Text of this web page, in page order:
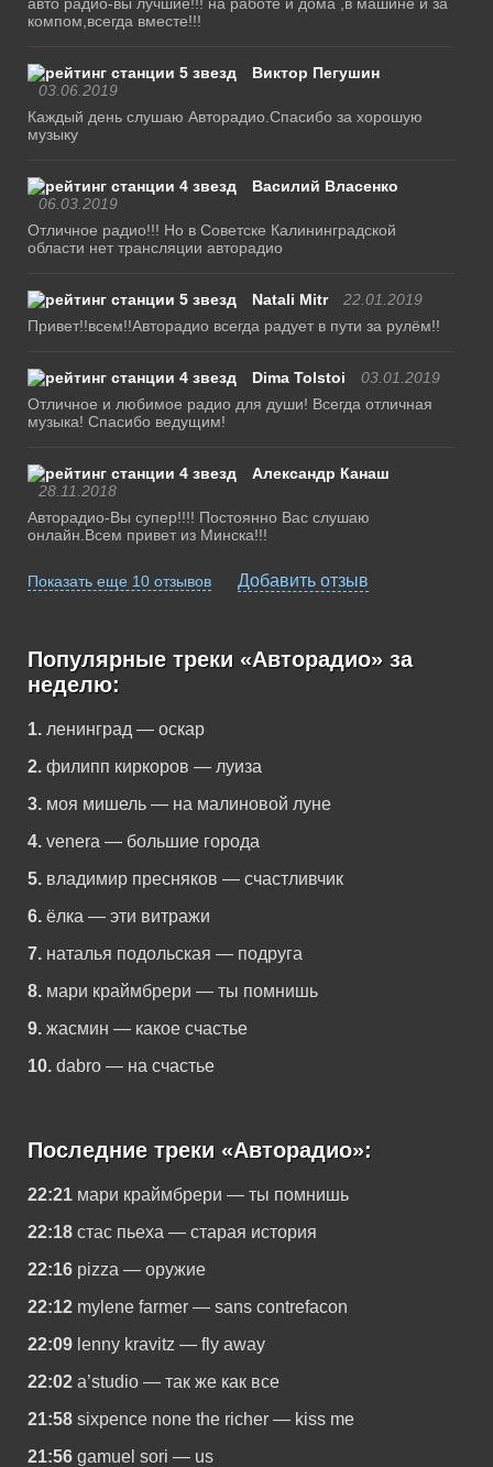
компом,всегда вместе!!!
Виктор Пегушин
03.06.2019
Каждый день слушаю Авторадио.Спасибо за хорошую
музыку
Василий Власенко
06.03.2019
Отличное радио!!! Но в Советске Калининградской
области нет трансляции авторадио
Natali Mitr
22.01.2019
Привет!!всем!!Авторадио всегда радует в пути за рулём!!
Dima Tolstoi
03.01.2019
Отличное и любимое радио для души! Всегда отличная
музыка! Спасибо ведущим!
Александр Канаш
28.11.2018
Авторадио-Вы супер!!!! Постоянно Вас слушаю
онлайн.Всем привет из Минска!!!
Показать еще 10 отзывов Добавить отзыв
Популярные треки «Авторадио» за
неделю:
1. ленинград — оскар
2. филипп киркоров — луиза
3. моя мишель — на малиновой луне
4. venera — большие города
5. владимир пресняков — счастливчик
6. ёлка — эти витражи
7. наталья подольская — подруга
8. мари краймбрери — ты помнишь
9. жасмин — какое счастье
10. dabro — на счастье
Последние треки «Авторадио»:
22:21 мари краймбрери — ты помнишь
22:18 стас пьеха — старая история
22:16 pizza — оружие
22:12 mylene farmer — sans contrefacon
22:09 lenny kravitz — fly away
22:02 a’studio — так же как все
21:58 sixpence none the richer — kiss me
21:56 gamuel sori — us